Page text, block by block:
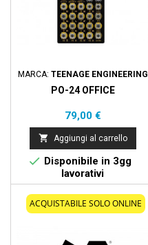
MARCA: TEENAGE ENGINEERING
PO-24 OFFICE
Prezzo
79,00 €
 Aggiungi al carrello
 Disponibile in 3gg
lavorativi
ACQUISTABILE SOLO ONLINE